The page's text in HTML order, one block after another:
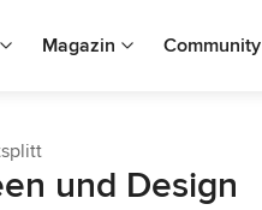
Magazin Community
und Design